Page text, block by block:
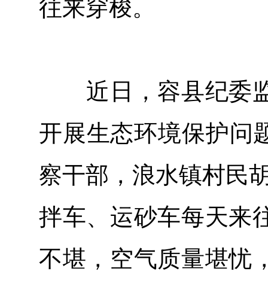
往来穿梭。
近日，容县纪委监
开展生态环境保护问
察干部，浪水镇村民
拌车、运砂车每天来
不堪，空气质量堪忧